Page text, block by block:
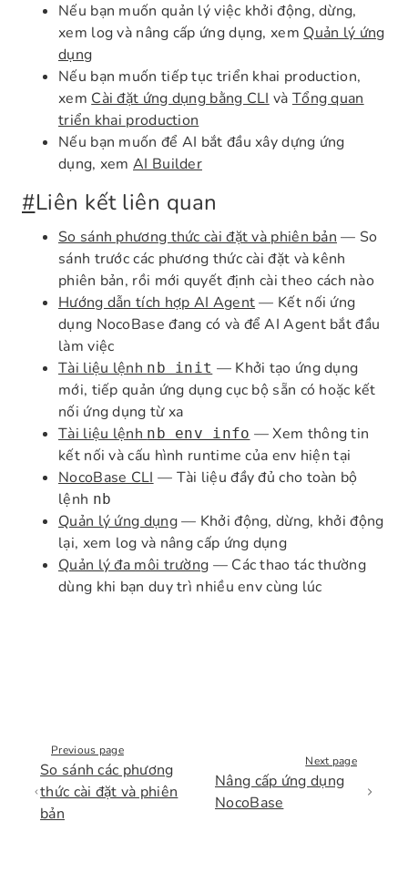
Nếu bạn muốn quản lý việc khởi động, dừng,
xem log và nâng cấp ứng dụng, xem Quản lý ứng
dụng
Nếu bạn muốn tiếp tục triển khai production,
xem Cài đặt ứng dụng bằng CLI và Tổng quan
triển khai production
Nếu bạn muốn để AI bắt đầu xây dựng ứng
dụng, xem AI Builder
#Liên kết liên quan
So sánh phương thức cài đặt và phiên bản — So
sánh trước các phương thức cài đặt và kênh
phiên bản, rồi mới quyết định cài theo cách nào
Hướng dẫn tích hợp AI Agent— Kết nối ứng
dụng NocoBase đang có và để AI Agent bắt đầu
làm việc
Tài liệu lệnh nb init — Khởi tạo ứng dụng
mới, tiếp quản ứng dụng cục bộ sẵn có hoặc kết
nối ứng dụng từ xa
Tài liệu lệnh nb env info — Xem thông tin
kết nối và cấu hình runtime của env hiện tại
NocoBase CLI — Tài liệu đầy đủ cho toàn bộ
lệnh nb
Quản lý ứng dụng— Khởi động, dừng, khởi động
lại, xem log và nâng cấp ứng dụng
Quản lý đa môi trường — Các thao tác thường
dùng khi bạn duy trì nhiều env cùng lúc
Previous page
So sánh các phương
thức cài đặt và phiên
bản
Next page
Nâng cấp ứng dụng
NocoBase